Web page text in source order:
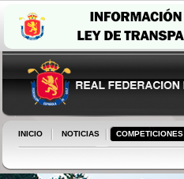
INICIO NOTICIAS COMPETICIONES